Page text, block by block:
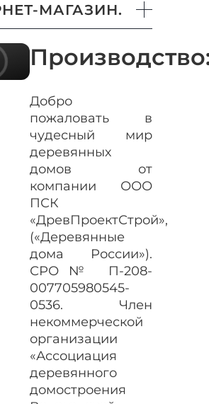
МАГАЗИН.
Добро
пожаловать в
чудесный мир
деревянных
домов от
компании ООО
ПСК
«ДревПроектСтрой»,
(«Деревянные
дома России»).
СРО№ П-208-
007705980545-
0536. Член
некоммерческой
организации
«Ассоциация
деревянного
домостроения